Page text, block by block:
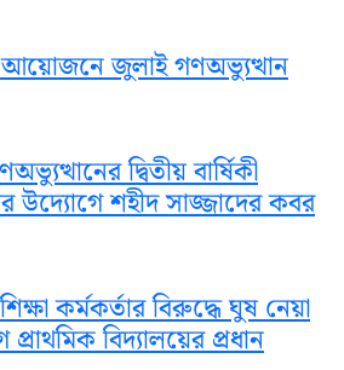
আয়োজনে জুলাই গণঅভ্যুত্থান
দ্বিতীয় বার্ষিকী
উদ্যোগে শহীদ সাজ্জাদের কবর
কর্মকর্তার বিরুদ্ধে ঘুষ নেয়া
বিদ্যালয়ের প্রধান